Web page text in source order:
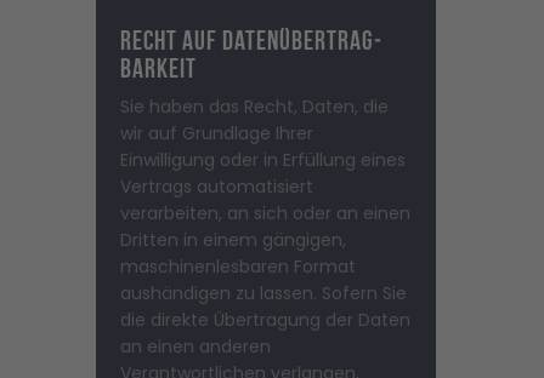
Recht auf Daten­übertrag­
barkeit
Sie haben das Recht, Daten, die
wir auf Grundlage Ihrer
Einwilligung oder in Erfüllung eines
Vertrags automatisiert
verarbeiten, an sich oder an einen
Dritten in einem gängigen,
maschinenlesbaren Format
aushändigen zu lassen. Sofern Sie
die direkte Übertragung der Daten
an einen anderen
Verantwortlichen verlangen,